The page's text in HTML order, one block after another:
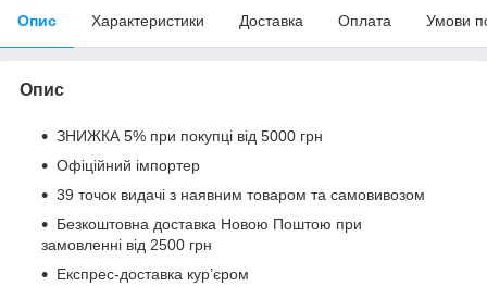
Опис Характеристики Доставка Оплата Умови
Опис
ЗНИЖКА 5% при покупці від 5000 грн
Офіційний імпортер
39 точок видачі з наявним товаром та самовивозом
Безкоштовна доставка Новою Поштою при
замовленні від 2500 грн
Експрес-доставка кур’єром